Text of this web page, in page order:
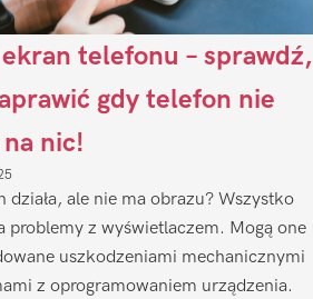
telefonu – sprawdź,
gdy telefon nie
nic!
działa, ale nie ma obrazu? Wszystko
problemy z wyświetlaczem. Mogą one
uszkodzeniami mechanicznymi
z oprogramowaniem urządzenia.